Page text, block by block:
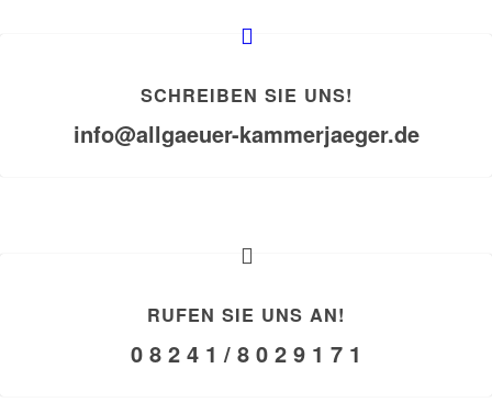
SCHREIBEN SIE UNS!
info@allgaeuer-kammerjaeger.de
RUFEN SIE UNS AN!
0 8 2 4 1 / 8 0 2 9 1 7 1